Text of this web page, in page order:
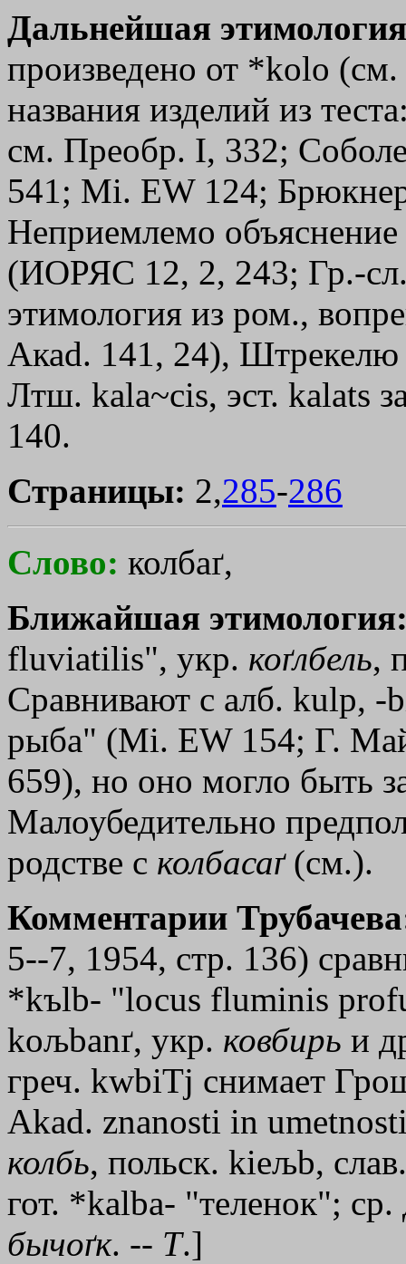
Дальнейшая
произведено от *kolo (см.
названия изделий из
см. Преобр. I, 332;
541; Мi. ЕW 124;
Неприемлемо
(ИОРЯС 12, 2, 243; Гр.-
этимология из ром.,
Акаd. 141, 24), Штрекелю
Лтш. kala~cis, эст. kalats
140.
Страницы: 2,285-286
Слово: колбаґ,
Ближайшая
fluviatilis", укр. коґлбель,
Сравнивают с алб. kulp, -
рыба" (Мi. ЕW 154; Г.
659), но оно могло быть
Малоубедительно
родстве с колбасаґ(см.).
Комментарии
5--7, 1954, стр. 136)
*kъlb- "lосus fluminis
koљbanґ, укр. ковбирь и
греч. kwbiТj снимает
Аkаd. znanosti in
колбь, польск. kieљb,
гот. *kalba- "теленок";
бычоґк. -- Т.]